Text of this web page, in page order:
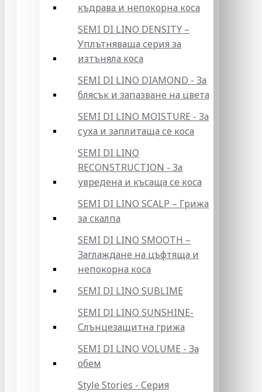
къдрава и непокорна коса
SEMI DI LINO DENSITY –
Уплътняваща серия за
изтъняла коса
SEMI DI LINO DIAMOND - За
блясък и запазване на цвета
SEMI DI LINO MOISTURE - За
суха и заплитаща се коса
SEMI DI LINO
RECONSTRUCTION - За
увредена и късаща се коса
SEMI DI LINO SCALP – Грижа
за скалпа
SEMI DI LINO SMOOTH –
Заглаждане на цъфтяща и
непокорна коса
SEMI DI LINO SUBLIME
SEMI DI LINO SUNSHINE-
Слънцезащитна грижа
SEMI DI LINO VOLUME - За
обем
Style Stories - Серия